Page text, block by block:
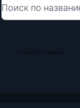
Поиск
🔍 поиск товаров